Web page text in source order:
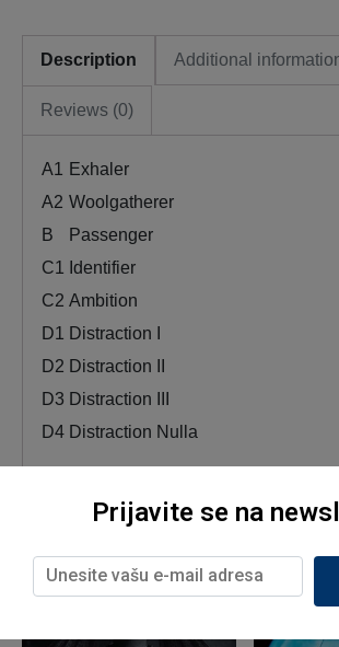
Description Additional
Reviews (0)
A1
Exhaler
A2 Woolgatherer
B
Passenger
C1
Identifier
C2 Ambition
D1
Distraction I
D2 Distraction II
D3 Distraction III
D4 Distraction Nulla
Related products
Prijavite se na